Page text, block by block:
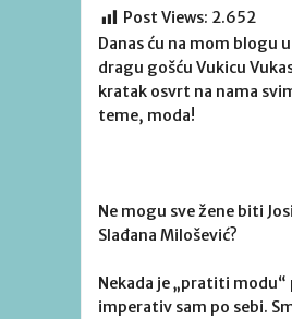
Post Views: 2.652
Danas ću na mom blogu
dragu gošću Vukicu
kratak osvrt na nama
teme, moda!
Ne mogu sve žene biti
Slađana Milošević?
Nekada je „pratiti
imperativ sam po sebi.